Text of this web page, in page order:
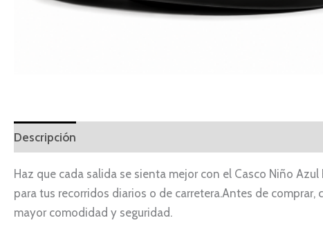
Descripción
Haz que cada salida se sienta mejor con el Casco Niño
para tus recorridos diarios o de carretera.Antes de
mayor comodidad y seguridad.